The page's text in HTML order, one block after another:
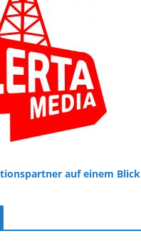
auf einem Blick